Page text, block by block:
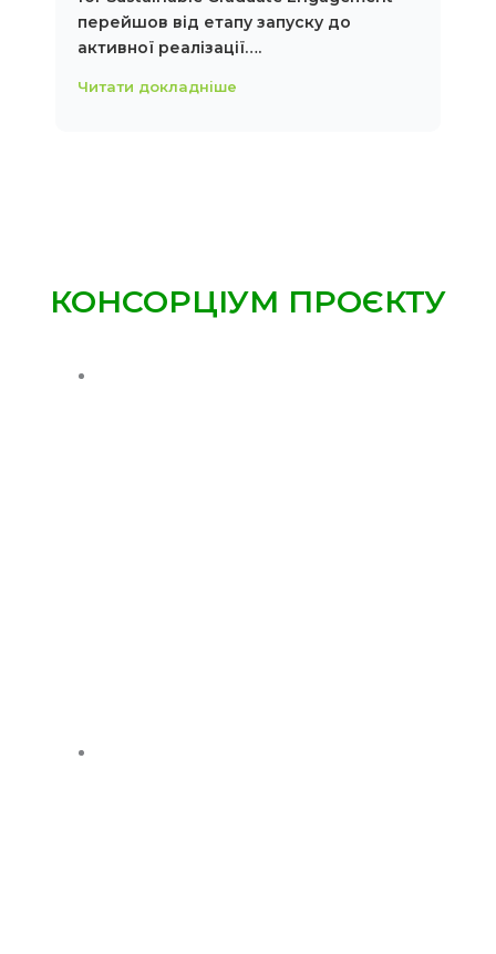
перейшов від етапу запуску до
активної реалізації….
Читати докладніше
КОНСОРЦІУМ ПРОЄКТУ